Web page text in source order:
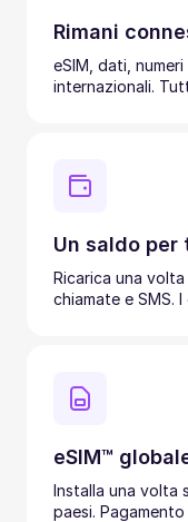
Rimani
eSIM, dati,
internazionali.
Un saldo
Ricarica una
chiamate e SMS.
eSIM™
Installa una volta
paesi.